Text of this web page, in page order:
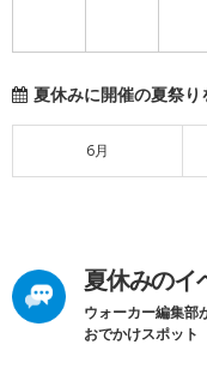
夏休みに開催の夏祭り
6月
夏休みのイ
ウォーカー編集部
おでかけスポット